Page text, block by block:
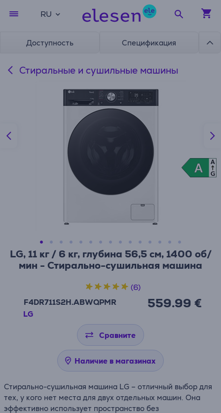
RU
Доступность Спецификация
Стиральные и сушильные машины
LG, 11 кг / 6 кг, глубина 56,5 см, 1400 об/
мин - Стирально-сушильная машина
F4DR711S2H.ABWQPMR
LG
559.99 €
(6)
Сравните
Наличие в магазинах
Стирально-сушильная машина LG – отличный выбор для
тех, у кого нет места для двух отдельных машин. Она
эффективно использует пространство без
A
A
A
G